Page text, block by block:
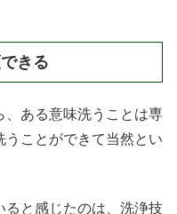
きる
、ある意味洗うことは専
うことができて当然とい
ると感じたのは、洗浄技